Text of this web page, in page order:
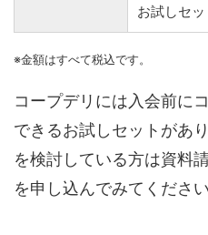
お試しセ
※金額はすべて税込です。
コープデリには入会前に
できるお試しセットがあ
を検討している方は資料
を申し込んでみてください